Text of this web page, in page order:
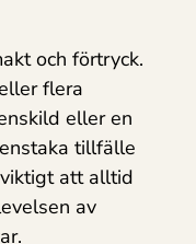
och förtryck.
flera
eller en
tillfälle
att alltid
av